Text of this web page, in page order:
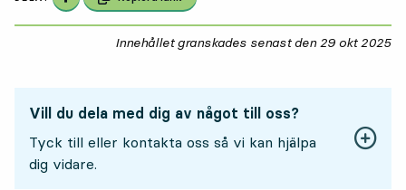
Innehållet granskades senast den 29 okt 2025
Vill du dela med dig av något till oss?
Tyck till eller kontakta oss så vi kan hjälpa
dig vidare.